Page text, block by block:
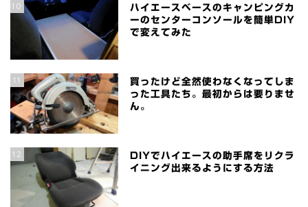
10
ハイエースベースのキャンピングカ
ーのセンターコンソールを簡単DIY
で変えてみた
11
買ったけど全然使わなくなってしま
った工具たち。最初からは要りませ
ん。
12
DIYでハイエースの助手席をリクラ
イニング出来るようにする方法